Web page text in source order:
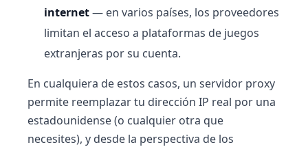
internet— en varios países, los proveedores
limitan el acceso a plataformas de juegos
extranjeras por su cuenta.
En cualquiera de estos casos, un servidor proxy
permite reemplazar tu dirección IP real por una
estadounidense (o cualquier otra que
necesites), y desde la perspectiva de los